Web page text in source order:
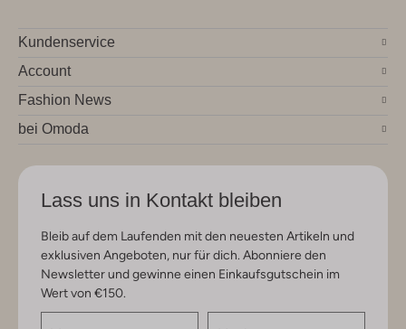
Kundenservice
Account
Fashion News
bei Omoda
Lass uns in Kontakt bleiben
Bleib auf dem Laufenden mit den neuesten Artikeln und
exklusiven Angeboten, nur für dich. Abonniere den
Newsletter und gewinne einen Einkaufsgutschein im
Wert von €150.